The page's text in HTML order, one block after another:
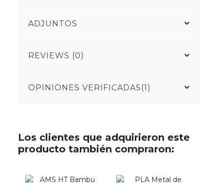
ADJUNTOS
REVIEWS (0)
OPINIONES VERIFICADAS(1)
Los clientes que adquirieron este
producto también compraron: